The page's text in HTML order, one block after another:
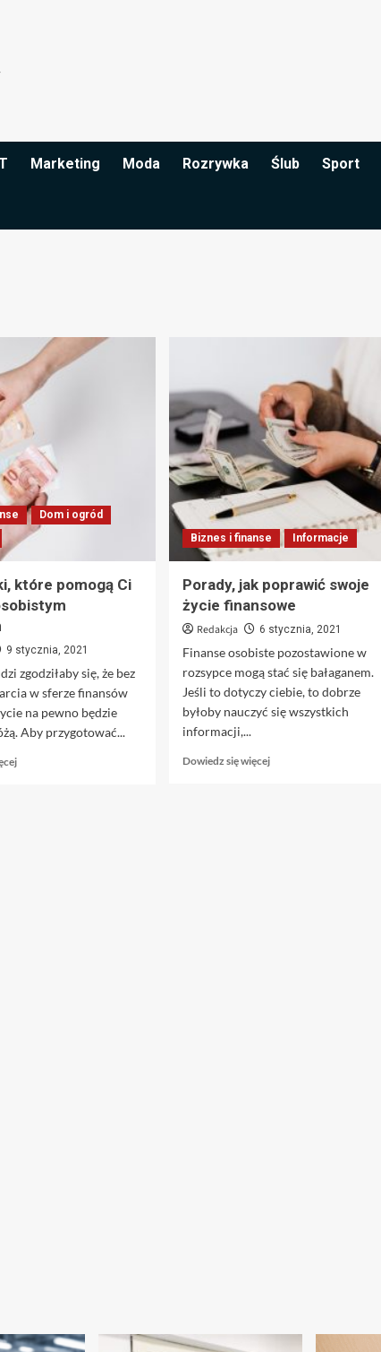
Marketing Moda Rozrywka Ślub Sport
Dom i ogród
które pomogą Ci
9 stycznia, 2021
zgodziłaby się, że bez
w sferze finansów
na pewno będzie
Aby przygotować...
Dowiedz
Biznes i finanse Informacje
Porady, jak poprawić swoje
życie finansowe
Redakcja 6 stycznia, 2021
Finanse osobiste pozostawione w
rozsypce mogą stać się bałaganem.
Jeśli to dotyczy ciebie, to dobrze
byłoby nauczyć się wszystkich
informacji,...
Dowiedz się więcejDowiedz